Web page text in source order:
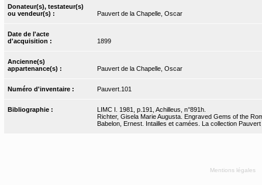
Donateur(s), testateur(s)
ou vendeur(s) :
Pauvert de la Chapelle, Oscar
Date de l'acte
d'acquisition :
1899
Ancienne(s)
appartenance(s) :
Pauvert de la Chapelle, Oscar
Numéro d'inventaire : Pauvert.101
Bibliographie :
LIMC I. 1981, p.191, Achilleus, n°891h.
Richter, Gisela Marie Augusta. Engraved Gems of the
Babelon, Ernest. Intailles et camées. La collection
Mentions légales